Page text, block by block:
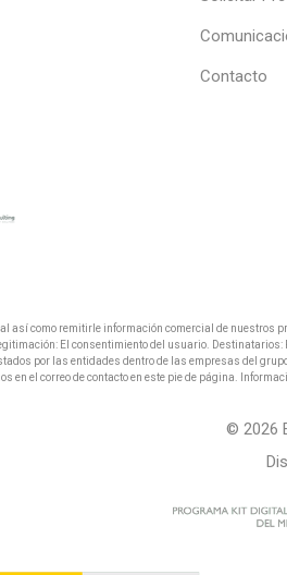
Contacto
así como remitirle información comercial de
El consentimiento del usuario.
por las entidades dentro de las empresas del
en el correo de contacto en este pie de página.
© 2026